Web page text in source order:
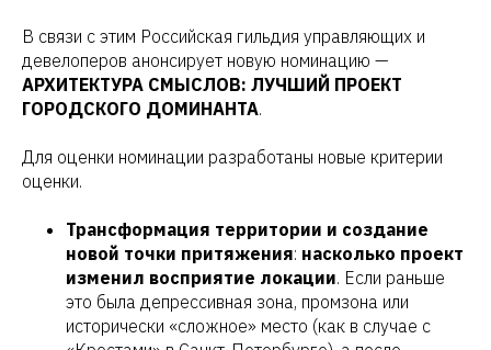
В связи с этим Российская гильдия управляющих и
девелоперов анонсирует новую номинацию —
АРХИТЕКТУРА СМЫСЛОВ: ЛУЧШИЙ ПРОЕКТ
ГОРОДСКОГО ДОМИНАНТА.
Для оценки номинации разработаны новые критерии
оценки.
Трансформация территории и создание
новой точки притяжения: насколько проект
изменил восприятие локации. Если раньше
это была депрессивная зона, промзона или
исторически «сложное» место (как в случае с